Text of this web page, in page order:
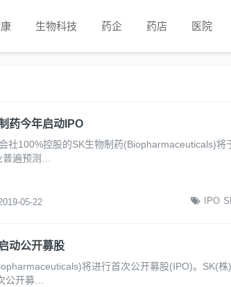
生物科技 药企 药店 医院
药今年启动IPO
社100%控股的SK生物制药(Biopharmaceuticals)将
遍预测…
05-22 IPO
动公开募股
将进行首次公开募股(IPO)。SK(株
公开募…